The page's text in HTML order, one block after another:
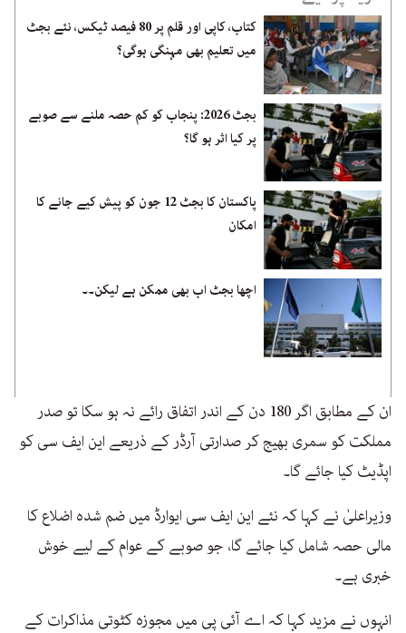
کتاب، کاپی اور قلم پر 80 فیصد ٹیکس، نئے بجٹ
میں تعلیم بھی مہنگی ہوگی؟
بجٹ 2026: پنجاب کو کم حصہ ملنے سے صوبے
پر کیا اثر ہو گا؟
پاکستان کا بجٹ 12 جون کو پیش کیے جانے کا
امکان
اچھا بجٹ اب بھی ممکن ہے لیکن۔۔
ان کے مطابق اگر 180 دن کے اندر اتفاق رائے نہ ہو سکا تو صدر
مملکت کو سمری بھیج کر صدارتی آرڈر کے ذریعے این ایف سی کو
اپڈیٹ کیا جائے گا۔
وزیراعلیٰ نے کہا کہ نئے این ایف سی ایوارڈ میں ضم شدہ اضلاع کا
مالی حصہ شامل کیا جائے گا، جو صوبے کے عوام کے لیے خوش
خبری ہے۔
انہوں نے مزید کہا کہ اے آئی پی میں مجوزہ کٹوتی مذاکرات کے